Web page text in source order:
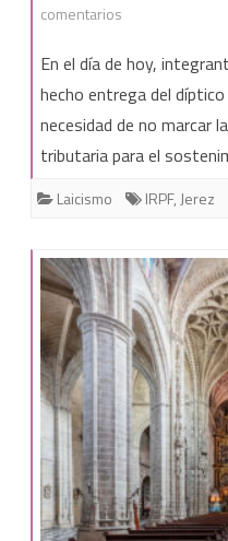
comentarios
2018:
Ni
a
la
ni
a
otros
fines.
En el día de hoy,
hecho entrega del
necesidad de no marcar
tributaria para el
Laicismo IRPF, Jerez